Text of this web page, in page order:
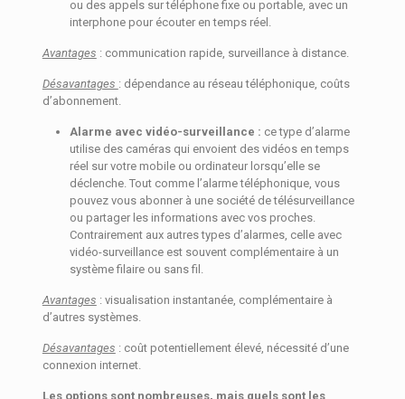
ou des appels sur téléphone fixe ou portable, avec un
interphone pour écouter en temps réel.
Avantages : communication rapide, surveillance à distance.
Désavantages : dépendance au réseau téléphonique, coûts
d’abonnement.
Alarme avec vidéo-surveillance : ce type d’alarme
utilise des caméras qui envoient des vidéos en temps
réel sur votre mobile ou ordinateur lorsqu’elle se
déclenche. Tout comme l’alarme téléphonique, vous
pouvez vous abonner à une société de télésurveillance
ou partager les informations avec vos proches.
Contrairement aux autres types d’alarmes, celle avec
vidéo-surveillance est souvent complémentaire à un
système filaire ou sans fil.
Avantages : visualisation instantanée, complémentaire à
d’autres systèmes.
Désavantages : coût potentiellement élevé, nécessité d’une
connexion internet.
Les options sont nombreuses, mais quels sont les